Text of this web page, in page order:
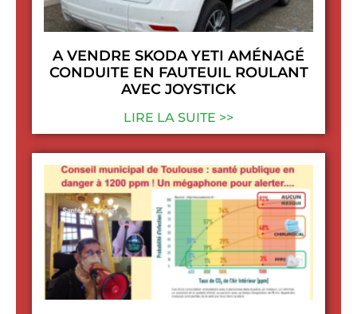
A VENDRE SKODA YETI AMÉNAGÉ
CONDUITE EN FAUTEUIL ROULANT
AVEC JOYSTICK
LIRE LA SUITE >>